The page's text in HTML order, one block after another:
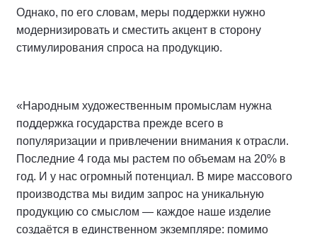
Однако, по его словам, меры поддержки нужно
модернизировать и сместить акцент в сторону
стимулирования спроса на продукцию.
«Народным художественным промыслам нужна
поддержка государства прежде всего в
популяризации и привлечении внимания к отрасли.
Последние 4 года мы растем по объемам на 20% в
год. И у нас огромный потенциал. В мире массового
производства мы видим запрос на уникальную
продукцию со смыслом — каждое наше изделие
создаётся в единственном экземпляре: помимо